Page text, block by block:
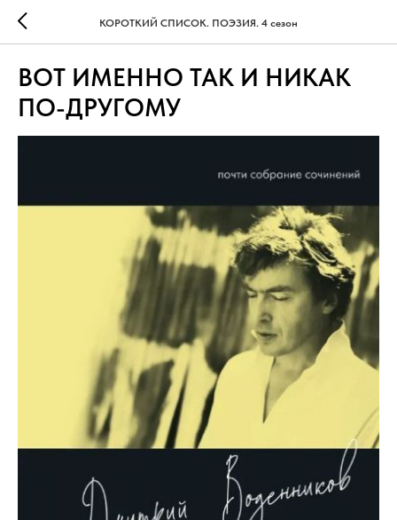
КОРОТКИЙ СПИСОК. ПОЭЗИЯ. 4 сезон
ВОТ ИМЕННО ТАК И НИКАК
ПО-ДРУГОМУ